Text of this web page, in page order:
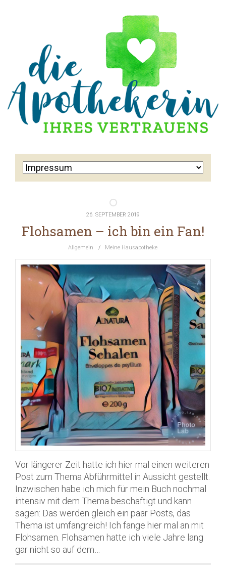
26. SEPTEMBER 2019
Flohsamen – ich bin ein Fan!
Allgemein / Meine Hausapotheke
Vor längerer Zeit hatte ich hier mal einen weiteren
Post zum Thema Abführmittel in Aussicht gestellt.
Inzwischen habe ich mich für mein Buch nochmal
intensiv mit dem Thema beschäftigt und kann
sagen: Das werden gleich ein paar Posts, das
Thema ist umfangreich! Ich fange hier mal an mit
Flohsamen. Flohsamen hatte ich viele Jahre lang
gar nicht so auf dem…